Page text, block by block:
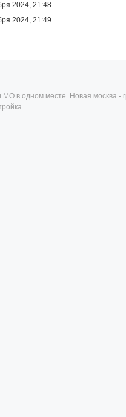
2024, 21:48
2024, 21:49
МО в одном месте. Новая москва